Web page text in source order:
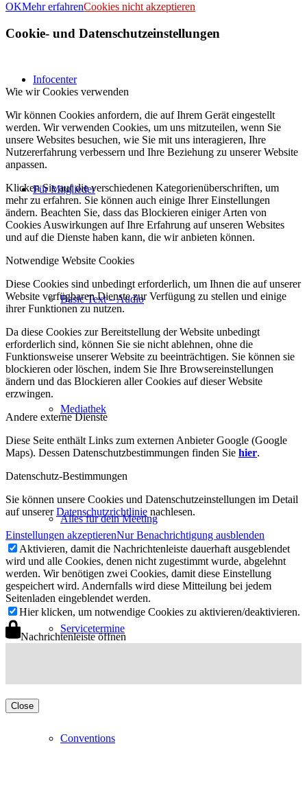
Infocenter
Für Mitglieder
Basic Text – Audio
Mediathek
Alles für dein Meeting
Servicetermine
Conventions
OKMehr erfahrenCookies nicht akzeptieren
Cookie- und Datenschutzeinstellungen
Wie wir Cookies verwenden
Wir können Cookies anfordern, die auf Ihrem Gerät eingestellt
werden. Wir verwenden Cookies, um uns mitzuteilen, wenn Sie
unsere Websites besuchen, wie Sie mit uns interagieren, Ihre
Nutzererfahrung verbessern und Ihre Beziehung zu unserer Website
anpassen.
Klicken Sie auf die verschiedenen Kategorienüberschriften, um
mehr zu erfahren. Sie können auch einige Ihrer Einstellungen
ändern. Beachten Sie, dass das Blockieren einiger Arten von
Cookies Auswirkungen auf Ihre Erfahrung auf unseren Websites
und auf die Dienste haben kann, die wir anbieten können.
Notwendige Website Cookies
Diese Cookies sind unbedingt erforderlich, um Ihnen die auf unserer
Website verfügbaren Dienste zur Verfügung zu stellen und einige
ihrer Funktionen zu nutzen.
Da diese Cookies zur Bereitstellung der Website unbedingt
erforderlich sind, können Sie sie nicht ablehnen, ohne die
Funktionsweise unserer Website zu beeinträchtigen. Sie können sie
blockieren oder löschen, indem Sie Ihre Browsereinstellungen
ändern und das Blockieren aller Cookies auf dieser Website
erzwingen.
Andere externe Dienste
Diese Seite enthält Links zum externen Anbieter Google (Google
Maps). Dessen Datenschutzbestimmungen finden Sie hier.
Datenschutz-Bestimmungen
Sie können unsere Cookies und Datenschutzeinstellungen im Detail
auf unsererDatenschutzrichtlinie nachlesen.
Einstellungen akzeptierenNur Benachrichtigung ausblenden
Aktivieren, damit die Nachrichtenleiste dauerhaft ausgeblendet
wird und alle Cookies, denen nicht zugestimmt wurde, abgelehnt
werden. Wir benötigen zwei Cookies, damit diese Einstellung
gespeichert wird. Andernfalls wird diese Mitteilung bei jedem
Seitenladen eingeblendet werden.
Hier klicken, um notwendige Cookies zu aktivieren/deaktivieren.
Nachrichtenleiste öffnen
Close